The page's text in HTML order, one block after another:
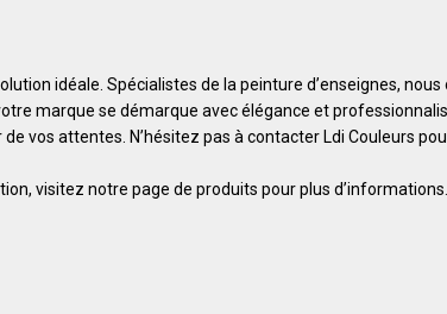
idéale. Spécialistes de la peinture d’enseignes,
marque se démarque avec élégance et
vos attentes. N’hésitez pas à contacter Ldi Couleurs
visitez notre page de produits pour plus d’informations.